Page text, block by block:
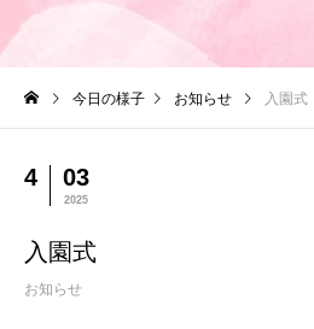
今日の様子 お知らせ 入園式
4 03
2025
入園式
お知らせ